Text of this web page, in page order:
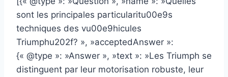
sont les principales particularitu00e9s
techniques des vu00e9hicules
Triumphu202f? », »acceptedAnswer »:
{« @type »: »Answer », »text »: »Les Triumph se
distinguent par leur motorisation robuste, leur